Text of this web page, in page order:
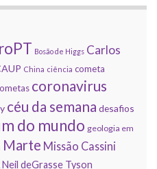
Bosão de Higgs Carlos
China ciência cometa
coronavirus
céu da semana desafios
do mundo geologia em
Marte Missão Cassini
Neil deGrasse Tyson